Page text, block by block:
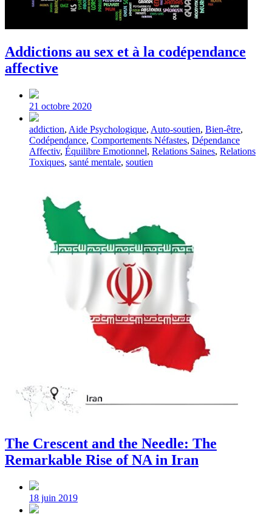
Addictions au sex et à la codépendance
affective
Post
date
21 octobre 2020
Tagged
with
addiction, Aide Psychologique, Auto-soutien, Bien-être,
Codépendance, Comportements Néfastes, Dépendance
Affectiv, Équilibre Emotionnel, Relations Saines, Relations
Toxiques, santé mentale, soutien
The Crescent and the Needle: The
Remarkable Rise of NA in Iran
Post
date
18 juin 2019